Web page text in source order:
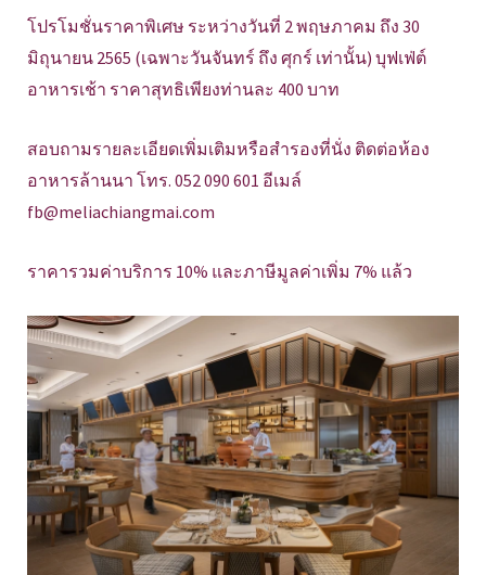
โปรโมชั่นราคาพิเศษ ระหว่างวันที่ 2 พฤษภาคม ถึง 30
มิถุนายน 2565 (เฉพาะวันจันทร์ ถึง ศุกร์ เท่านั้น) บุฟเฟ่ต์
อาหารเช้า ราคาสุทธิเพียงท่านละ 400 บาท
สอบถามรายละเอียดเพิ่มเติมหรือสำรองที่นั่ง ติดต่อห้อง
อาหารล้านนา โทร. 052 090 601 อีเมล์
fb@meliachiangmai.com
ราคารวมค่าบริการ 10% และภาษีมูลค่าเพิ่ม 7% แล้ว